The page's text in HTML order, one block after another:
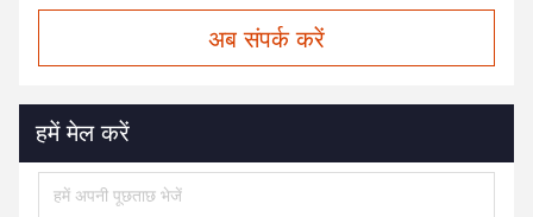
अब संपर्क करें
हमें मेल करें